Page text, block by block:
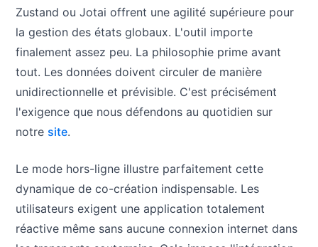
Zustand ou Jotai offrent une agilité supérieure pour
la gestion des états globaux. L'outil importe
finalement assez peu. La philosophie prime avant
tout. Les données doivent circuler de manière
unidirectionnelle et prévisible. C'est précisément
l'exigence que nous défendons au quotidien sur
notre site.
Le mode hors-ligne illustre parfaitement cette
dynamique de co-création indispensable. Les
utilisateurs exigent une application totalement
réactive même sans aucune connexion internet dans